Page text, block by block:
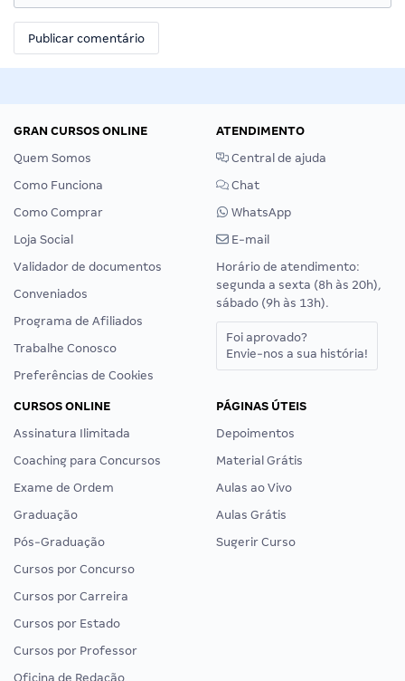
GRAN CURSOS ONLINE
Quem Somos
Como Funciona
Como Comprar
Loja Social
Validador de documentos
Conveniados
Programa de Afiliados
Trabalhe Conosco
Preferências de Cookies
ATENDIMENTO
Central de ajuda
Chat
WhatsApp
E-mail
Horário de atendimento:
segunda a sexta (8h às 20h),
sábado (9h às 13h).
Foi aprovado?
Envie-nos a sua história!
CURSOS ONLINE
Assinatura Ilimitada
Coaching para Concursos
Exame de Ordem
Graduação
Pós-Graduação
Cursos por Concurso
Cursos por Carreira
Cursos por Estado
Cursos por Professor
Oficina de Redação
PÁGINAS ÚTEIS
Depoimentos
Material Grátis
Aulas ao Vivo
Aulas Grátis
Sugerir Curso